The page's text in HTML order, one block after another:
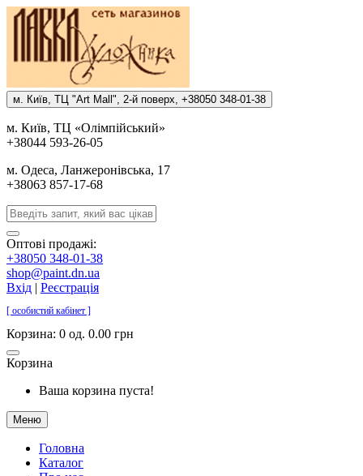
м. Киïв, ТЦ "Art Mall", 2-й поверх, +38050 348-01-38
м. Киïв, ТЦ «Олiмпiйський»
+38044 593-26-05
м. Одеса, Ланжеронiвська, 17
+38063 857-17-68
Оптові продажі:
+38050 348-01-38
shop@paint.dn.ua
Вхід | Реєстрація
[ особистий кабінет ]
Корзина: 0 од. 0.00 грн
Корзина
Ваша корзина пуста!
Меню
Головна
Каталог